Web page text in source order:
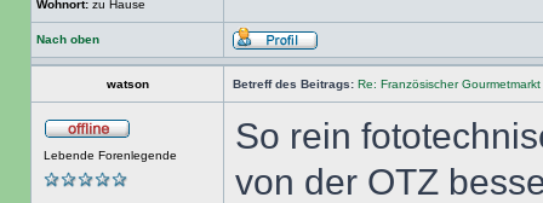
Wohnort: zu Hause
Nach oben
watson Betreff des Beitrags: Re: Französischer Gourmetmarkt
Lebende Forenlegende
So rein
von der OTZ